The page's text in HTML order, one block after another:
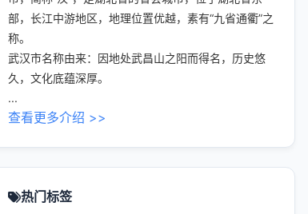
部，长江中游地区，地理位置优越，素有“九省通衢”之
称。
武汉市名称由来：因地处武昌山之阳而得名，历史悠
久，文化底蕴深厚。
...
查看更多介绍 >>
热门标签